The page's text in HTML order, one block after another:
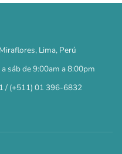
MIN SEG
✕
raros.
Lima, Perú
sáb de 9:00am a 8:00pm
/ (+511) 01 396-6832